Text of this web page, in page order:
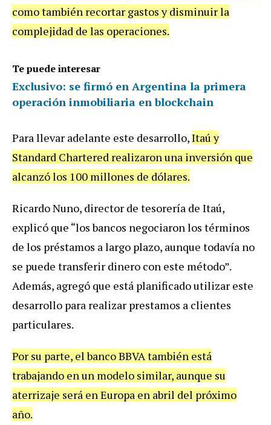
como también recortar gastos y disminuir la
complejidad de las operaciones.
Te puede interesar
Exclusivo: se firmó en Argentina la primera
operación inmobiliaria en blockchain
Para llevar adelante este desarrollo,Itaú y
Standard Chartered realizaron una inversión que
alcanzó los 100 millones de dólares.
Ricardo Nuno, director de tesorería de Itaú,
explicó que “los bancos negociaron los términos
de los préstamos a largo plazo, aunque todavía no
se puede transferir dinero con este método”.
Además, agregó que está planificado utilizar este
desarrollo para realizar prestamos a clientes
particulares.
Por su parte, el banco BBVA también está
trabajando en un modelo similar, aunque su
aterrizaje será en Europa en abril del próximo
año.